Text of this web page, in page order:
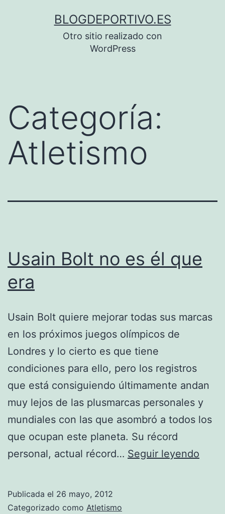
BLOGDEPORTIVO.ES
Otro sitio realizado con
WordPress
Categoría:
Atletismo
Usain Bolt no es él que
era
Usain Bolt quiere mejorar todas sus marcas
en los próximos juegos olímpicos de
Londres y lo cierto es que tiene
condiciones para ello, pero los registros
que está consiguiendo últimamente andan
muy lejos de las plusmarcas personales y
mundiales con las que asombró a todos los
que ocupan este planeta. Su récord
personal, actual récord… Seguir leyendo
Publicada el 26 mayo, 2012
Categorizado como Atletismo